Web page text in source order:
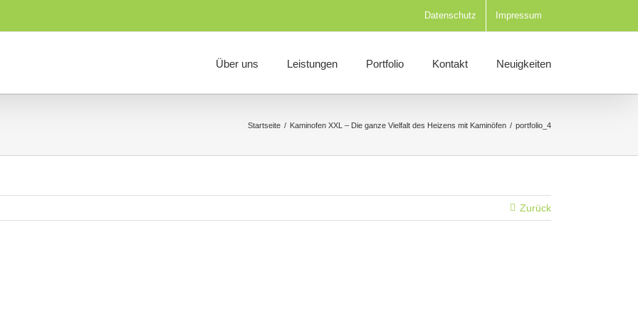
Datenschutz Impressum
Über uns Leistungen Portfolio Kontakt Neuigkeiten
Startseite / Kaminofen XXL – Die ganze Vielfalt des Heizens mit Kaminöfen / portfolio_4
Zurück